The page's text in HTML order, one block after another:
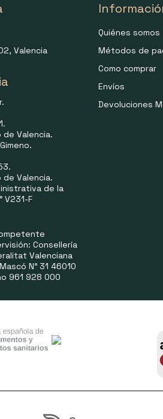
Valencia
de Valencia.
de Valencia.
de la
V231-F
Consellería
Valenciana
N° 31 46010
961 928 000
Quiénes somos
Métodos de
Como comprar
Envíos
Devoluciones